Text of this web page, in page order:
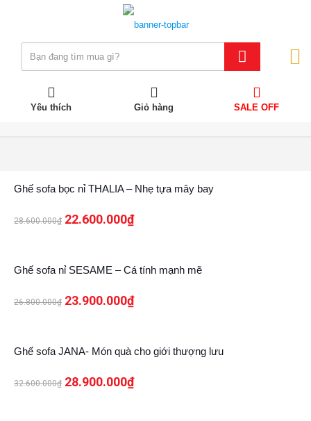
Yêu thích Giỏ hàng SALE OFF
Ghế sofa bọc nỉ THALIA – Nhẹ tựa mây bay
28.600.000₫ 22.600.000₫
Ghế sofa nỉ SESAME – Cá tính mạnh mẽ
26.800.000₫ 23.900.000₫
Ghế sofa JANA- Món quà cho giới thượng lưu
32.600.000₫ 28.900.000₫